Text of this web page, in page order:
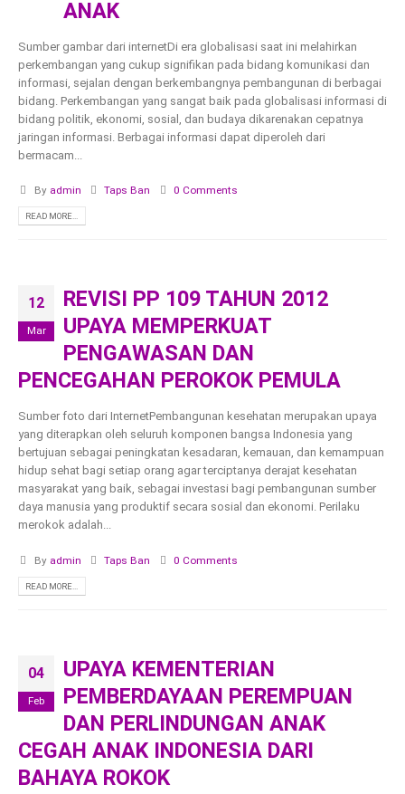
ANAK
Sumber gambar dari internetDi era globalisasi saat ini melahirkan
perkembangan yang cukup signifikan pada bidang komunikasi dan
informasi, sejalan dengan berkembangnya pembangunan di berbagai
bidang. Perkembangan yang sangat baik pada globalisasi informasi di
bidang politik, ekonomi, sosial, dan budaya dikarenakan cepatnya
jaringan informasi. Berbagai informasi dapat diperoleh dari
bermacam...
By admin Taps Ban 0 Comments
READ MORE...
12
Mar
REVISI PP 109 TAHUN 2012
UPAYA MEMPERKUAT
PENGAWASAN DAN
PENCEGAHAN PEROKOK PEMULA
Sumber foto dari InternetPembangunan kesehatan merupakan upaya
yang diterapkan oleh seluruh komponen bangsa Indonesia yang
bertujuan sebagai peningkatan kesadaran, kemauan, dan kemampuan
hidup sehat bagi setiap orang agar terciptanya derajat kesehatan
masyarakat yang baik, sebagai investasi bagi pembangunan sumber
daya manusia yang produktif secara sosial dan ekonomi. Perilaku
merokok adalah...
By admin Taps Ban 0 Comments
READ MORE...
04
Feb
UPAYA KEMENTERIAN
PEMBERDAYAAN PEREMPUAN
DAN PERLINDUNGAN ANAK
CEGAH ANAK INDONESIA DARI
BAHAYA ROKOK